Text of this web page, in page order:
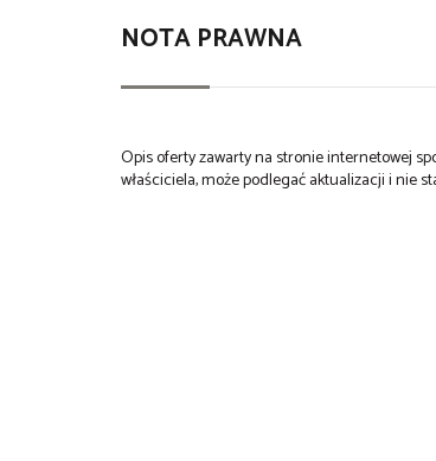
NOTA PRAWNA
Opis oferty zawarty na stronie internetowej
właściciela, może podlegać aktualizacji i nie